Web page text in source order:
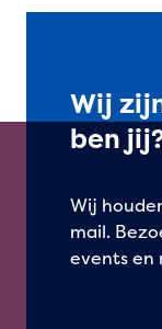
Wij
ben
Wij
mail.
events en